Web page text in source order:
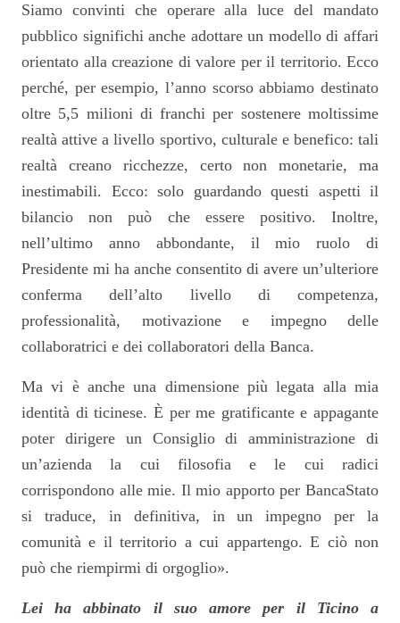
Siamo convinti che operare alla luce del mandato
pubblico significhi anche adottare un modello di affari
orientato alla creazione di valore per il territorio. Ecco
perché, per esempio, l’anno scorso abbiamo destinato
oltre 5,5 milioni di franchi per sostenere moltissime
realtà attive a livello sportivo, culturale e benefico: tali
realtà creano ricchezze, certo non monetarie, ma
inestimabili. Ecco: solo guardando questi aspetti il
bilancio non può che essere positivo. Inoltre,
nell’ultimo anno abbondante, il mio ruolo di
Presidente mi ha anche consentito di avere un’ulteriore
conferma dell’alto livello di competenza,
professionalità, motivazione e impegno delle
collaboratrici e dei collaboratori della Banca.
Ma vi è anche una dimensione più legata alla mia
identità di ticinese. È per me gratificante e appagante
poter dirigere un Consiglio di amministrazione di
un’azienda la cui filosofia e le cui radici
corrispondono alle mie. Il mio apporto per BancaStato
si traduce, in definitiva, in un impegno per la
comunità e il territorio a cui appartengo. E ciò non
può che riempirmi di orgoglio».
Lei ha abbinato il suo amore per il Ticino a